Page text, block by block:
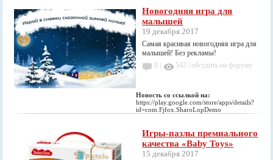
Новогодняя игра для
малышей
19 декабря 2017
Самая красивая новогодняя игра для
малышей! Без рекламы!
0 |
542 |обсудить на форуме
Новость со ссылкой на:
https://play.google.com/store/apps/details?
id=com.Fjfox.SharoLopDemo
Игры-пазлы премиального
качества «Baby Toys»
15 декабря 2017